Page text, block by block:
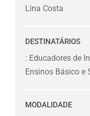
Lina Costa
DESTINATÁRIOS
: Educadores de
Ensinos Básico e
MODALIDADE